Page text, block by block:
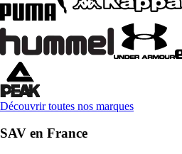
Découvrir toutes nos marques
SAV en France